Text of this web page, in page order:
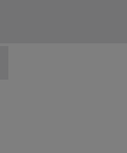
tartan marron écru
marron
en nubuck noir
005 - Red004 - Brown
- A700027-003 -